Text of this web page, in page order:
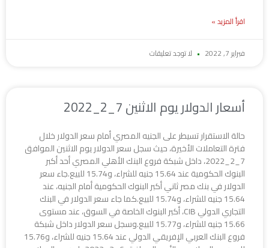
اقرأ المزيد »
فبراير 7, 2022 لا توجد تعليقات
أسعار الدولار يوم الاثنين 7_2_2022
حالة الاستقرار تسيطر على الجنيه المصري أمام سعر الدولار خلال
فترة التعاملات الأخيرة، حيث سجل سعر الدولار يوم الاثنين الموافق
7_2_2022، داخل شبكة فروع البنك الأهلي المصري أحد أكبر
البنوك الحكومية عند 15.64 جنيه للشراء، و15.74 للبيع.جاء سعر
الدولار في بنك مصر ثاني أكبر البنوك الحكومية أمام الجنيه، عند
15.64 جنيه للشراء، و15.74 للبيع.كما جاء سعر الدولار في البنك
التجاري الدولي CIB، أكبر البنوك الخاصة في السوق، عند مستوى
15.66 جنيه للشراء، و15.77 للبيع.وسجل سعر الدولار داخل شبكة
فروع البنك العربي الإفريقي الدولي عند 15.64 جنيه للشراء، و15.76